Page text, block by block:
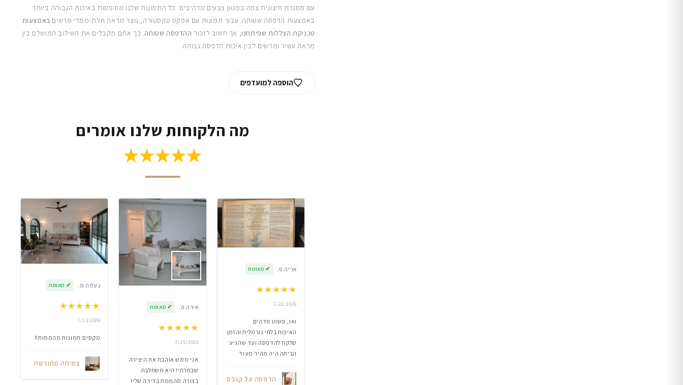
עם מסגרת חיצונית צפה במגוון צבעים מרהיבים. כל התמונות שלנו מודפסות באיכות הגבוהה ביותר
באמצעות הדפסה שטוחה. עבור תמונות עם אפקט טקסטורה, נוצר מראה תלת-ממדי מרשים באמצעות
טכניקת הצללות שפיתחנו, אך חשוב לזכור ההדפסה שטוחה. כך אתם מקבלים את השילוב המושלם בין
מראה עשיר ומרשים לבין איכות הדפסה גבוהה.
הוספה למועדפים
מה הלקוחות שלנו אומרים
★★★★★
אריה פ. ✔ מאומת
★★★★★
7/22/2026
ואו, פשוט מדהים
האיכות בלתי נורמלית והזמן
שלקח להדפסה ועד שהגיע
הביתה היה מהיר מעוד
הדפסה על קנבס
אירה פ. ✔ מאומת
★★★★★
7/15/2026
אני ממש אוהבת את היצירה
שבחרתי! היא משתלבת
בצורה מהממת בדירה שלי!
נעמה מ. ✔ מאומת
★★★★★
7/13/2026
מקסים.תמונות מהממות!!
צמיחה מחודשת